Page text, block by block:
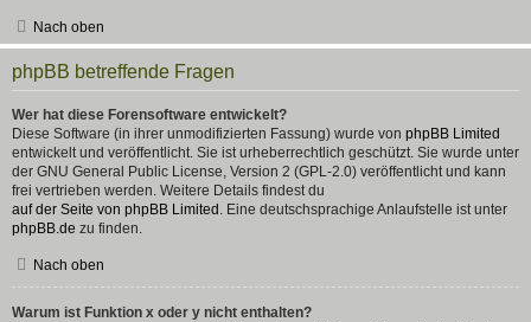
Nach oben
phpBB betreffende Fragen
Wer hat diese Forensoftware entwickelt?
Diese Software (in ihrer unmodifizierten Fassung) wurde von phpBB Limited
entwickelt und veröffentlicht. Sie ist urheberrechtlich geschützt. Sie wurde unter
der GNU General Public License, Version 2 (GPL-2.0) veröffentlicht und kann
frei vertrieben werden. Weitere Details findest du
auf der Seite von phpBB Limited . Eine deutschsprachige Anlaufstelle ist unter
phpBB.de zu finden.
Nach oben
Warum ist Funktion x oder y nicht enthalten?